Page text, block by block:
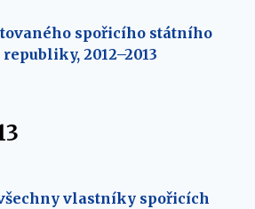
spořicího státního
2012–2013
vlastníky spořicích